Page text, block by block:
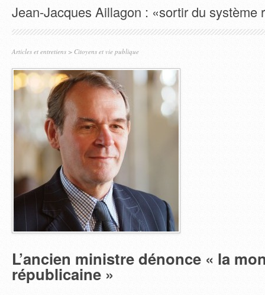
Jean-Jacques Aillagon : «sortir du
Articles et entretiens > Citoyens et vie publique
L’ancien ministre dénonce « la
républicaine »